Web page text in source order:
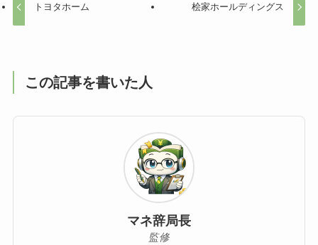
トヨタホーム 桧家ホールディングス
この記事を書いた人
マネ辞局長
監修